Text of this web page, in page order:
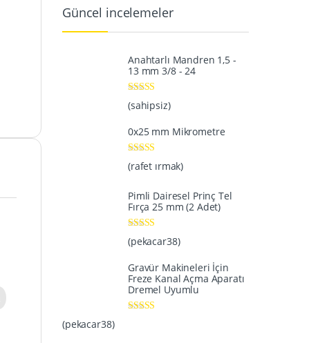
Güncel incelemeler
Anahtarlı Mandren 1,5 -
13 mm 3/8 - 24
5 üzerinden
oy aldı
(sahipsiz)
0x25 mm Mikrometre
5 üzerinden
5
oy aldı
(rafet ırmak)
Pimli Dairesel Prinç Tel
Fırça 25 mm (2 Adet)
5 üzerinden5
oy aldı
(pekacar38)
Gravür Makineleri İçin
Freze Kanal Açma Aparatı
Dremel Uyumlu
(pekacar38)